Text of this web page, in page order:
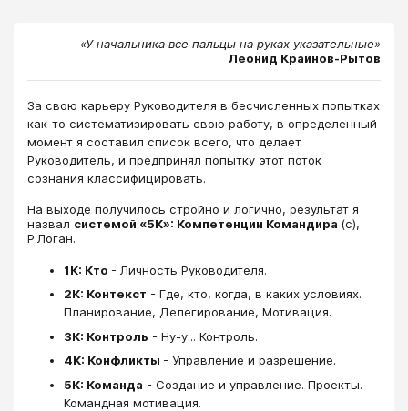
«У начальника все пальцы на руках указательные»
Леонид Крайнов-Рытов
​​​​​​​За свою карьеру Руководителя в бесчисленных попытках
как-то систематизировать свою работу, в определенный
момент я составил список всего, что делает
Руководитель, и предпринял попытку этот поток
сознания классифицировать.
На выходе получилось стройно и логично, результат я
назвал системой «5К»: Компетенции Командира (с),
Р.Логан.
1К: Кто - Личность Руководителя.
2К: Контекст - Где, кто, когда, в каких условиях.
Планирование, Делегирование, Мотивация.
3К: Контроль - Ну-у... Контроль.
4К: Конфликты - Управление и разрешение.
5К: Команда - Создание и управление. Проекты.
Командная мотивация.